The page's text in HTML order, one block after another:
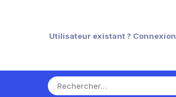
Utilisateur existant ? Connexion